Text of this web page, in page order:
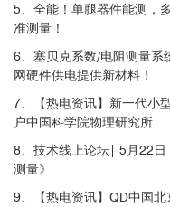
5、全能！单腿器件能测，
准测量！
6、塞贝克系数/电阻测量系
网硬件供电提供新材料！
7、【热电资讯】新一代小
户中国科学院物理研究所
8、技术线上论坛| 5月22日
测量》
9、【热电资讯】QD中国